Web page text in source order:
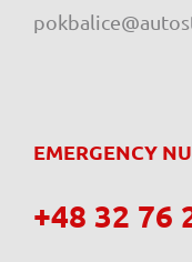
EMERGENCY
+48 32 76